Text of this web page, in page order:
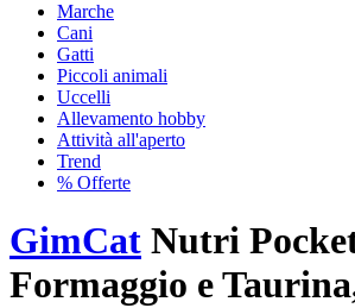
Marche
Cani
Gatti
Piccoli animali
Uccelli
Allevamento hobby
Attività all'aperto
Trend
% Offerte
GimCat Nutri
Formaggio e